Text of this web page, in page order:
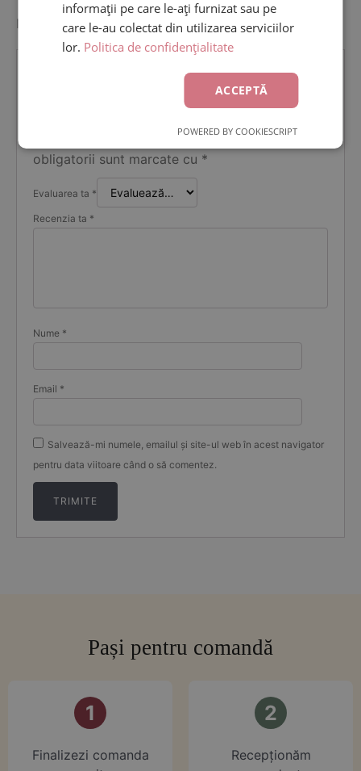
Nu există recenzii până acum.
Fii primul care scrii o recenzie pentru
„Lumanare de botez pentru fetita cu
Adresa ta de email nu va fi publicată. Câmpurile
obligatorii sunt marcate cu *
Evaluarea ta *
Recenzia ta *
Nume *
Email *
Salvează-mi numele, emailul și site-ul web în acest navigator
pentru data viitoare când o să comentez.
Pași pentru comandă
1
Finalizezi comanda
2
⁠Recepționăm
informații pe care le-ați furnizat sau pe
care le-au colectat din utilizarea serviciilor
lor. Politica de confidențialitate
ACCEPTĂ
POWERED BY COOKIESCRIPT